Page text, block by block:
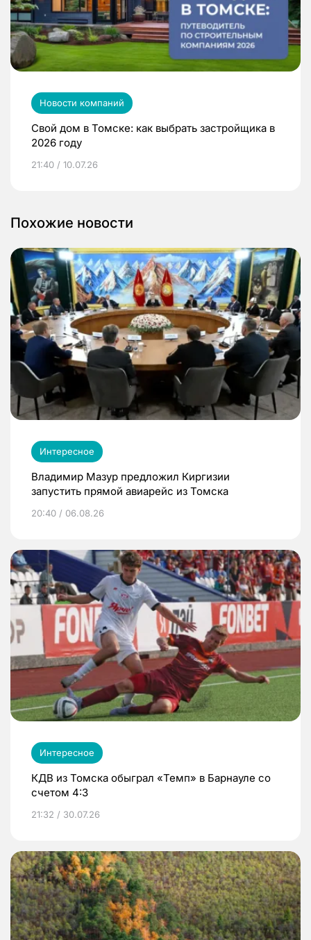
Новости компаний
Свой дом в Томске: как выбрать застройщика в
2026 году
21:40 / 10.07.26
Похожие новости
Интересное
Владимир Мазур предложил Киргизии
запустить прямой авиарейс из Томска
20:40 / 06.08.26
Интересное
КДВ из Томска обыграл «Темп» в Барнауле со
счетом 4:3
21:32 / 30.07.26